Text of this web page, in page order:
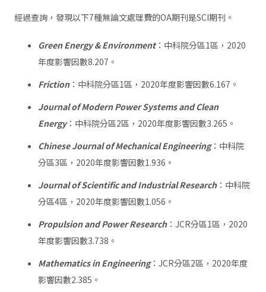
經過查詢，發現以下7種無論文處理費的OA期刊是SCI期刊。
Green Energy & Environment：中科院分區1區，2020
年度影響因數8.207。
Friction：中科院分區1區，2020年度影響因數6.167。
Journal of Modern Power Systems and Clean
Energy：中科院分區2區，2020年度影響因數3.265。
Chinese Journal of Mechanical Engineering：中科院
分區3區，2020年度影響因數1.936。
Journal of Scientific and Industrial Research：中科院
分區4區，2020年度影響因數1.056。
Propulsion and Power Research：JCR分區1區，2020
年度影響因數3.738。
Mathematics in Engineering：JCR分區2區，2020年度
影響因數2.385。